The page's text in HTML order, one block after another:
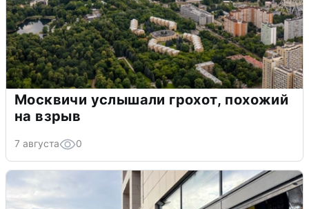
Москвичи услышали грохот, похожий
на взрыв
7 августа 0